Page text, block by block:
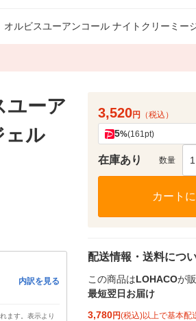
オルビスユーアンコール ナイトクリーミー
ユーア
ェル
内訳を見る
ます。表示より
3,520円 （税込）
5%(161pt)
在庫あり 数量 1
カート
配送情報・送料につ
この商品はLOHACOが
最短翌日お届け
3,780円(税込)以上で基本配